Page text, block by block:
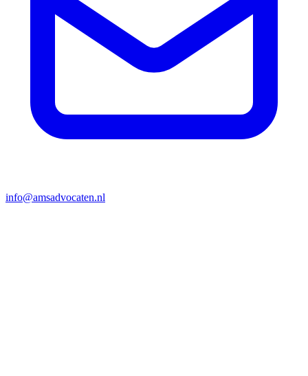
info@amsadvocaten.nl